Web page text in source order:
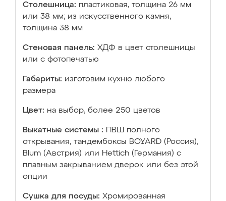
Столешница: пластиковая, толщина 26 мм
или 38 мм; из искусственного камня,
толщина 38 мм
Стеновая панель: ХДФ в цвет столешницы
или с фотопечатью
Габариты: изготовим кухню любого
размера
Цвет: на выбор, более 250 цветов
Выкатные системы :
ПВШ полного
открывания, тандембоксы BOYARD (Россия),
Blum (Австрия) или Hettich (Германия) с
плавным закрыванием дверок или без этой
опции
Сушка для посуды: Хромированная